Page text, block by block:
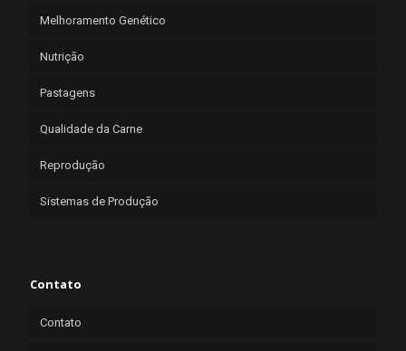
Melhoramento Genético
Nutrição
Pastagens
Qualidade da Carne
Reprodução
Sistemas de Produção
Contato
Contato